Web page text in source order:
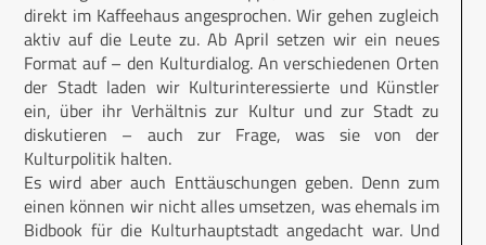
direkt im Kaffeehaus angesprochen. Wir gehen zugleich
aktiv auf die Leute zu. Ab April setzen wir ein neues
Format auf – den Kulturdialog. An verschiedenen Orten
der Stadt laden wir Kulturinteressierte und Künstler
ein, über ihr Verhältnis zur Kultur und zur Stadt zu
diskutieren – auch zur Frage, was sie von der
Kulturpolitik halten.
Es wird aber auch Enttäuschungen geben. Denn zum
einen können wir nicht alles umsetzen, was ehemals im
Bidbook für die Kulturhauptstadt angedacht war. Und